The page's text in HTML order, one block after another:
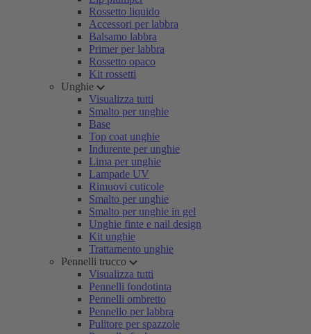
Rossetto liquido
Accessori per labbra
Balsamo labbra
Primer per labbra
Rossetto opaco
Kit rossetti
Unghie
Visualizza tutti
Smalto per unghie
Base
Top coat unghie
Indurente per unghie
Lima per unghie
Lampade UV
Rimuovi cuticole
Smalto per unghie
Smalto per unghie in gel
Unghie finte e nail design
Kit unghie
Trattamento unghie
Pennelli trucco
Visualizza tutti
Pennelli fondotinta
Pennelli ombretto
Pennello per labbra
Pulitore per spazzole